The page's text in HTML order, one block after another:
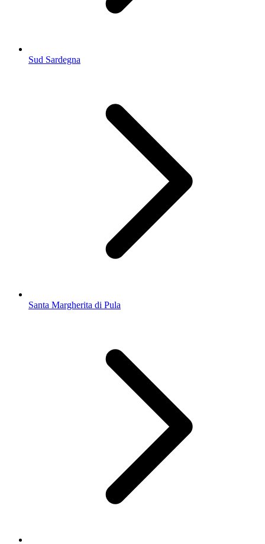
Sud Sardegna
Santa Margherita di Pula